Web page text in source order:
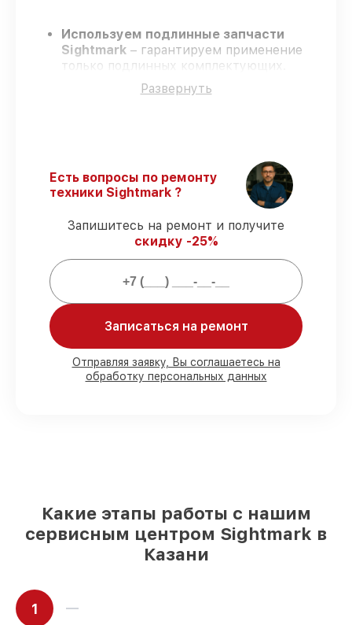
Используем подлинные запчасти
Sightmark – гарантируем применение
только подлинных комплектующих.
Сертифицированные мастера
проходят жёсткий контроль знаний и
оптического прицела Sightmark
SM13044BR без задержек.
Официальная гарантия
– все
ремонтные услуги и комплектующие
защищены официальной гарантией
Мы гарантируем:
работ проводим с возможностью
личного присутствия владельца
90%комплектующих Sightmark готовы к
установке в Казани, остальные доступны
Развернуть
Есть вопросы по ремонту
техники Sightmark ?
Запишитесь на ремонт и получите
скидку -25%
Записаться на ремонт
Отправляя заявку, Вы соглашаетесь на
обработку персональных данных
Какие этапы работы с нашим
сервисным центром Sightmark в
Казани
1